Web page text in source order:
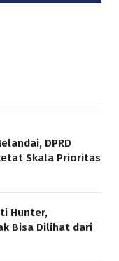
DPRD
Skala Prioritas
Hunter,
Bisa Dilihat dari